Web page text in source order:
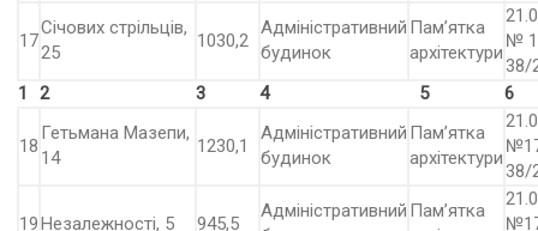
17
Січових стрільців,
25
1030,2
Адміністративний
будинок
Пам’ятка
архітектури
№
38/
1
2 3 4 5 6
18
Гетьмана Мазепи,
14
1230,1
Адміністративний
будинок
Пам’ятка
архітектури
38/
19Незалежності, 5 945,5
Адміністративний Пам’ятка